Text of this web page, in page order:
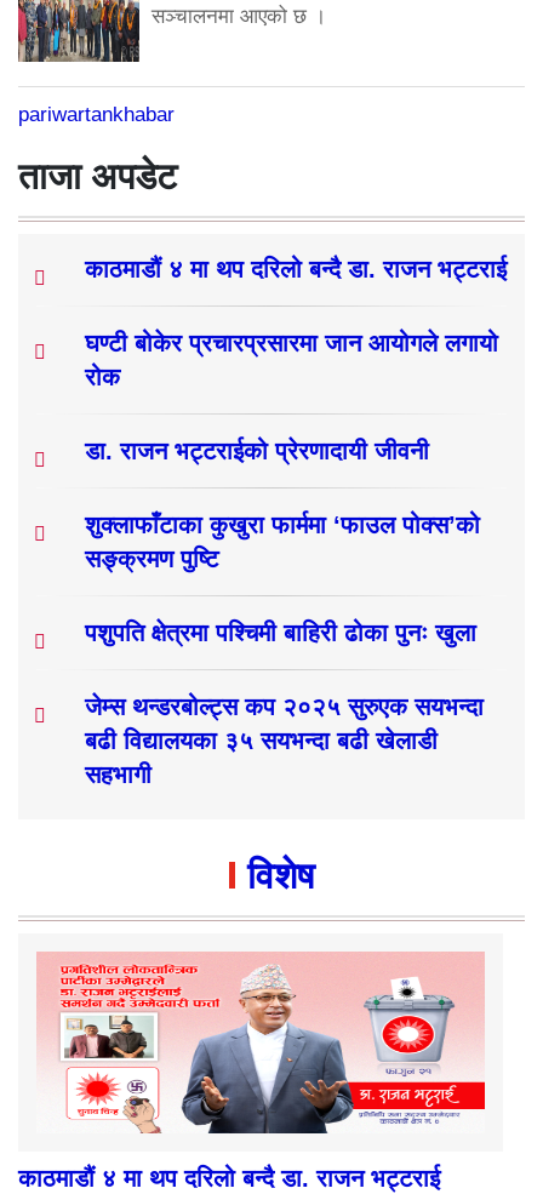
सञ्चालनमा आएको छ ।
pariwartankhabar
ताजा अपडेट
काठमाडौं ४ मा थप दरिलो बन्दै डा. राजन भट्टराई
घण्टी बोकेर प्रचारप्रसारमा जान आयोगले लगायो
रोक
डा. राजन भट्टराईको प्रेरणादायी जीवनी
शुक्लाफाँटाका कुखुरा फार्ममा ‘फाउल पोक्स’को
सङ्क्रमण पुष्टि
पशुपति क्षेत्रमा पश्चिमी बाहिरी ढोका पुनः खुला
जेम्स थन्डरबोल्ट्स कप २०२५ सुरुएक सयभन्दा
बढी विद्यालयका ३५ सयभन्दा बढी खेलाडी
सहभागी
विशेष
काठमाडौं ४ मा थप दरिलो बन्दै डा. राजन भट्टराई